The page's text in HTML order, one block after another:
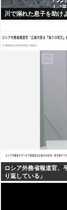
川で溺れた息子を助け
ロシア外務省報道官、
り返している」